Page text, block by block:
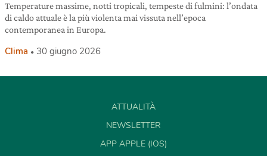
Temperature massime, notti tropicali, tempeste di fulmini: l’ondata
di caldo attuale è la più violenta mai vissuta nell’epoca
contemporanea in Europa.
Clima 30 giugno 2026
ATTUALITÀ
NEWSLETTER
APP APPLE (IOS)